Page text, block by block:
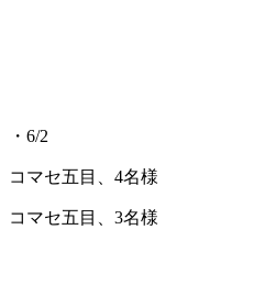
・6/2
コマセ五目、4名様
コマセ五目、3名様